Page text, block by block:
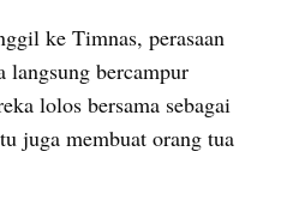
ke Timnas, perasaan
langsung bercampur
lolos bersama sebagai
juga membuat orang tua